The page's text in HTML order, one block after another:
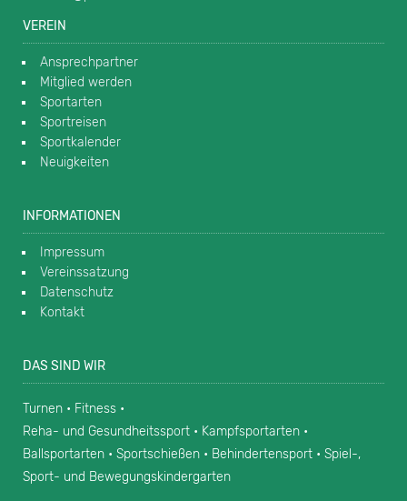
VEREIN
Ansprechpartner
Mitglied werden
Sportarten
Sportreisen
Sportkalender
Neuigkeiten
INFORMATIONEN
Impressum
Vereinssatzung
Datenschutz
Kontakt
DAS SIND WIR
Turnen • Fitness •
Reha- und Gesundheitssport • Kampfsportarten •
Ballsportarten • Sportschießen • Behindertensport • Spiel-,
Sport- und Bewegungskindergarten